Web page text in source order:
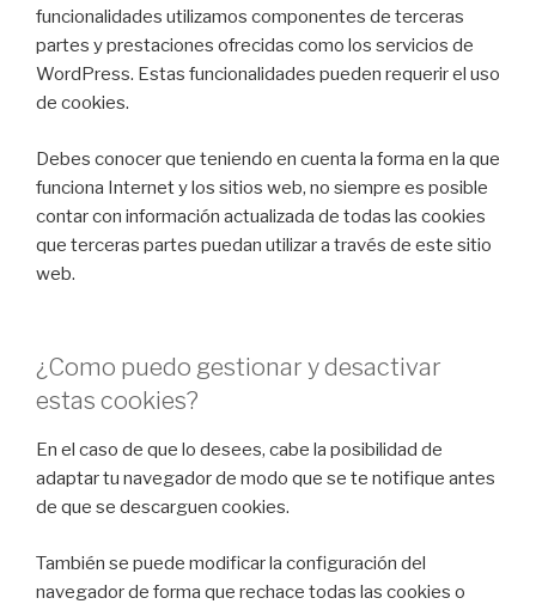
funcionalidades utilizamos componentes de terceras
partes y prestaciones ofrecidas como los servicios de
WordPress. Estas funcionalidades pueden requerir el uso
de cookies.
Debes conocer que teniendo en cuenta la forma en la que
funciona Internet y los sitios web, no siempre es posible
contar con información actualizada de todas las cookies
que terceras partes puedan utilizar a través de este sitio
web.
¿Como puedo gestionar y desactivar
estas cookies?
En el caso de que lo desees, cabe la posibilidad de
adaptar tu navegador de modo que se te notifique antes
de que se descarguen cookies.
También se puede modificar la configuración del
navegador de forma que rechace todas las cookies o